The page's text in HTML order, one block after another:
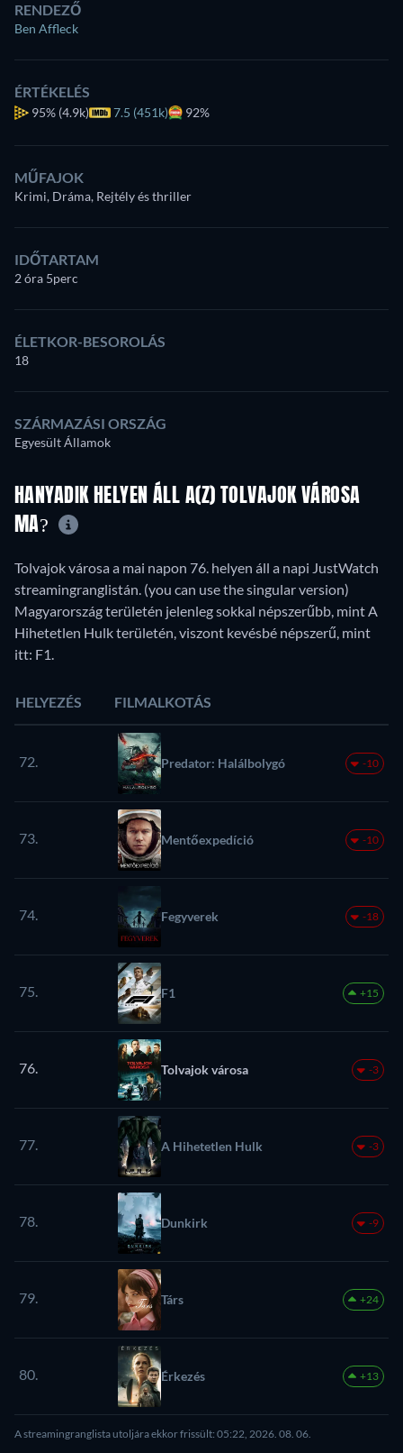
RENDEZŐ
Ben Affleck
ÉRTÉKELÉS
95% (4.9k) 7.5 (451k) 92%
MŰFAJOK
Krimi, Dráma, Rejtély és thriller
IDŐTARTAM
2 óra 5perc
ÉLETKOR-BESOROLÁS
18
SZÁRMAZÁSI ORSZÁG
Egyesült Államok
HANYADIK HELYEN ÁLL A(Z) TOLVAJOK VÁROSA
MA?
Tolvajok városa a mai napon 76. helyen áll a napi JustWatch
streamingranglistán. (you can use the singular version)
Magyarország területén jelenleg sokkal népszerűbb, mint A
Hihetetlen Hulk területén, viszont kevésbé népszerű, mint
itt: F1.
HELYEZÉS FILMALKOTÁS
72. Predator: Halálbolygó -10
73. Mentőexpedíció -10
74. Fegyverek -18
75. F1 +15
76. Tolvajok városa -3
77. A Hihetetlen Hulk -3
78. Dunkirk -9
79. Társ +24
80. Érkezés +13
A streamingranglista utoljára ekkor frissült: 05:22, 2026. 08. 06.